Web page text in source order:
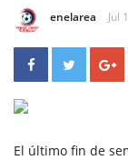
enelarea Jul
El último fin de